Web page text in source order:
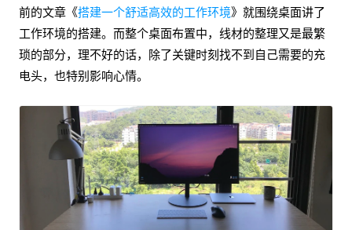
前的文章《搭建一个舒适高效的工作环境》就围绕桌面讲了
工作环境的搭建。而整个桌面布置中，线材的整理又是最繁
琐的部分，理不好的话，除了关键时刻找不到自己需要的充
电头，也特别影响心情。